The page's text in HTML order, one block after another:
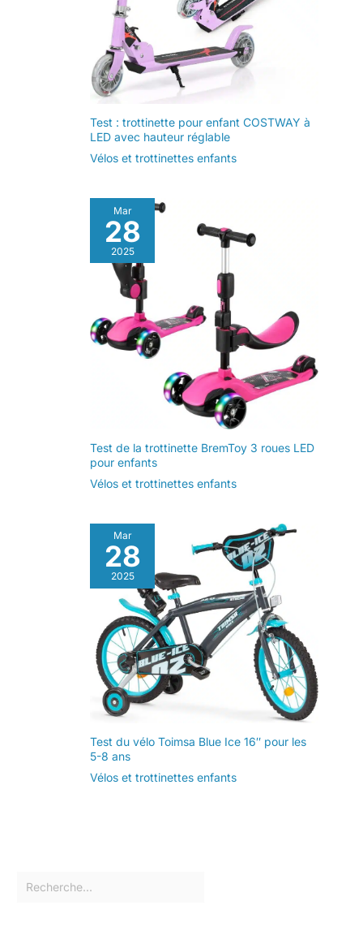
Test : trottinette pour enfant COSTWAY à
LED avec hauteur réglable
Vélos et trottinettes enfants
Mar
28
2025
Test de la trottinette BremToy 3 roues LED
pour enfants
Vélos et trottinettes enfants
Mar
28
2025
Test du vélo Toimsa Blue Ice 16″ pour les
5-8 ans
Vélos et trottinettes enfants